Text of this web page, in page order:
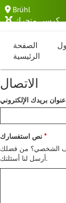
Brühl
كرسي متحرك
الصفحة
الرئيسية
الاتصال
عنوان بريدك الإلكتروني
نص استفسارك
الشخصي؟ من فضلك
أرسل لنا أسئلتك.